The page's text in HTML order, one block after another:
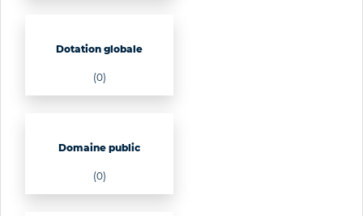
Dotation globale
(0)
Domaine public
(0)